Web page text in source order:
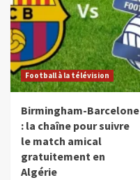
Football à la télévision
Birmingham-Barcelone
: la chaîne pour suivre
le match amical
gratuitement en
Algérie